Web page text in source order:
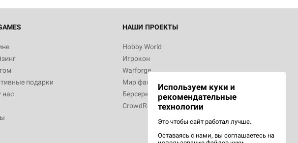
подарки
нас
НАШИ ПРОЕКТЫ
Hobby World
Игрокон
Warforge
Мир фантастики
Берсерк
CrowdRepublic
Используем куки и
рекомендательные
технологии
Это чтобы сайт работал лучше.
Оставаясь с нами, вы соглашаетесь на
смерть
игра Hobby World Берсерк.